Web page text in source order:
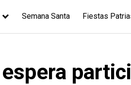
Semana Santa Fiestas